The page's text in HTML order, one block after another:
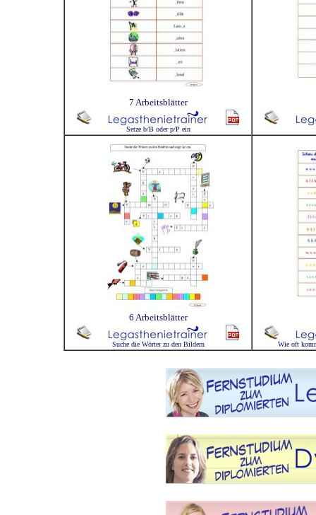
7 Arbeitsblätter
Setze b/B oder p/P ein
6 Arbeitsblätter
Suche die Wörter zu den Bildern Wie oft